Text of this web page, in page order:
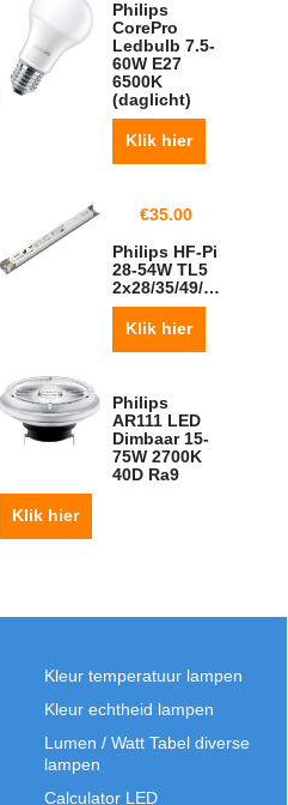
Philips
CorePro
Ledbulb 7.5-
60W E27
6500K
(daglicht)
Klik hier
€35.00
Philips HF-Pi
28-54W TL5
2x28/35/49/54
Klik hier
Philips
AR111 LED
Dimbaar 15-
75W 2700K
40D Ra9
Klik hier
Kleur temperatuur lampen
Kleur echtheid lampen
Lumen / Watt Tabel diverse
lampen
Calculator LED